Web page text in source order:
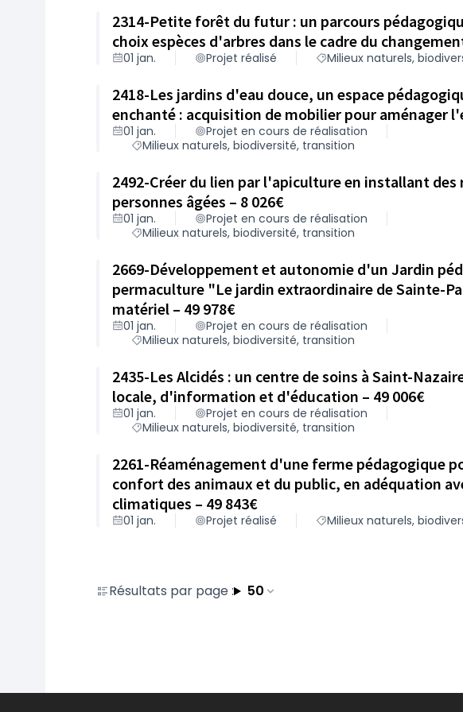
2314-Petite forêt du futur : un parcours
choix espèces d'arbres dans le cadre du
01 jan. Projet réalisé Milieux naturels,
2418-Les jardins d'eau douce, un espace
enchanté : acquisition de mobilier pour aménager
01 jan.
Projet en cours de réalisation
Milieux naturels, biodiversité, transition
2492-Créer du lien par l'apiculture en installant des
personnes âgées – 8 026€
01 jan.
Projet en cours de réalisation
Milieux naturels, biodiversité, transition
2669-Développement et autonomie d'un Jardin
permaculture "Le jardin extraordinaire de Sainte-
matériel – 49 978€
01 jan.
Projet en cours de réalisation
Milieux naturels, biodiversité, transition
2435-Les Alcidés : un centre de soins à Saint-
locale, d'information et d'éducation – 49 006€
01 jan.
Projet en cours de réalisation
Milieux naturels, biodiversité, transition
2261-Réaménagement d'une ferme pédagogique
confort des animaux et du public, en adéquation
climatiques – 49 843€
01 jan. Projet réalisé Milieux naturels,
Résultats par page : 50